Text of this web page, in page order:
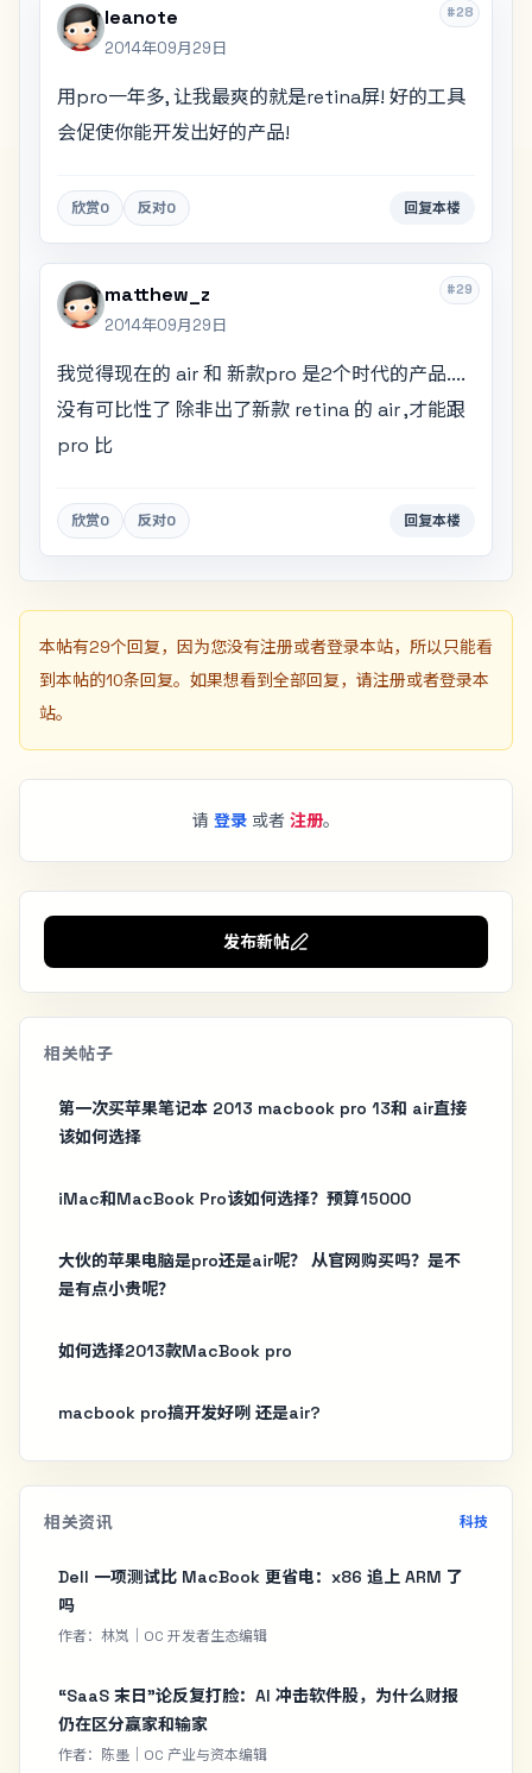
#28
leanote
2014年09月29日
用pro一年多, 让我最爽的就是retina屏! 好的工具
会促使你能开发出好的产品!
欣赏0 反对0 回复本楼
#29
matthew_z
2014年09月29日
我觉得现在的 air 和 新款pro 是2个时代的产品....
没有可比性了 除非出了新款 retina 的 air ,才能跟
pro 比
欣赏0 反对0 回复本楼
本帖有29个回复，因为您没有注册或者登录本站，所以只能看
到本帖的10条回复。如果想看到全部回复，请注册或者登录本
站。
请 登录 或者 注册。
发布新帖
相关帖子
第一次买苹果笔记本 2013 macbook pro 13和 air直接
该如何选择
iMac和MacBook Pro该如何选择？预算15000
大伙的苹果电脑是pro还是air呢？ 从官网购买吗？是不
是有点小贵呢？
如何选择2013款MacBook pro
macbook pro搞开发好咧 还是air?
相关资讯 科技
Dell 一项测试比 MacBook 更省电：x86 追上 ARM 了
吗
作者：林岚｜OC 开发者生态编辑
“SaaS 末日”论反复打脸：AI 冲击软件股，为什么财报
仍在区分赢家和输家
作者：陈墨｜OC 产业与资本编辑